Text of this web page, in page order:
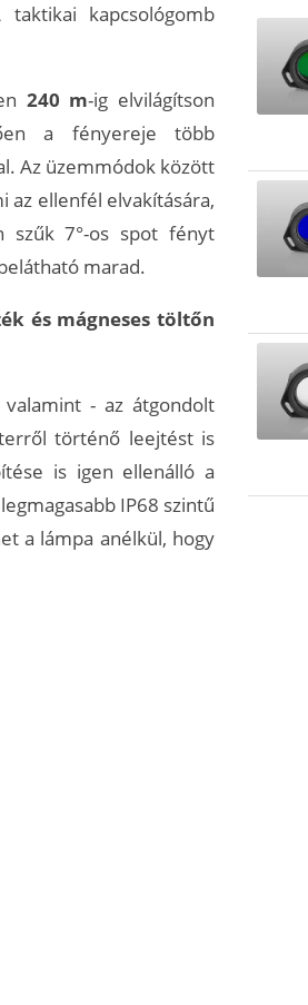
kapcsológomb
240 m-ig elvilágítson
a fényereje több
Az üzemmódok között
az ellenfél elvakítására,
szűk 7°-os spot fényt
marad.
és mágneses töltőn
- az átgondolt
történő leejtést is
is igen ellenálló a
IP68 szintű
a lámpa anélkül, hogy